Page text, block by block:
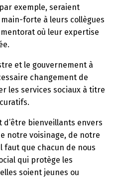
exemple, seraient
forte à leurs collègues
où leur expertise
et le gouvernement à
changement de
les services sociaux à titre
d’être bienveillants envers
notre voisinage, de notre
que chacun de nous
qui protège les
soient jeunes ou